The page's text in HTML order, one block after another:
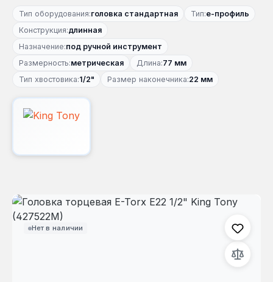
Тип оборудования:головка стандартная Тип:е-профиль
Конструкция:длинная
Назначение:под ручной инструмент
Размерность:метрическая Длина:77 мм
Тип хвостовика:1/2" Размер наконечника:22 мм
Нет в наличии
Пропустить галерею изображений